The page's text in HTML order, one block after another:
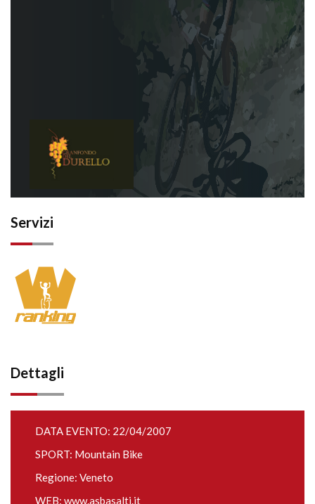
Servizi
Dettagli
DATA EVENTO: 22/04/2007
SPORT: Mountain Bike
Regione: Veneto
WEB: www.asbasalti.it